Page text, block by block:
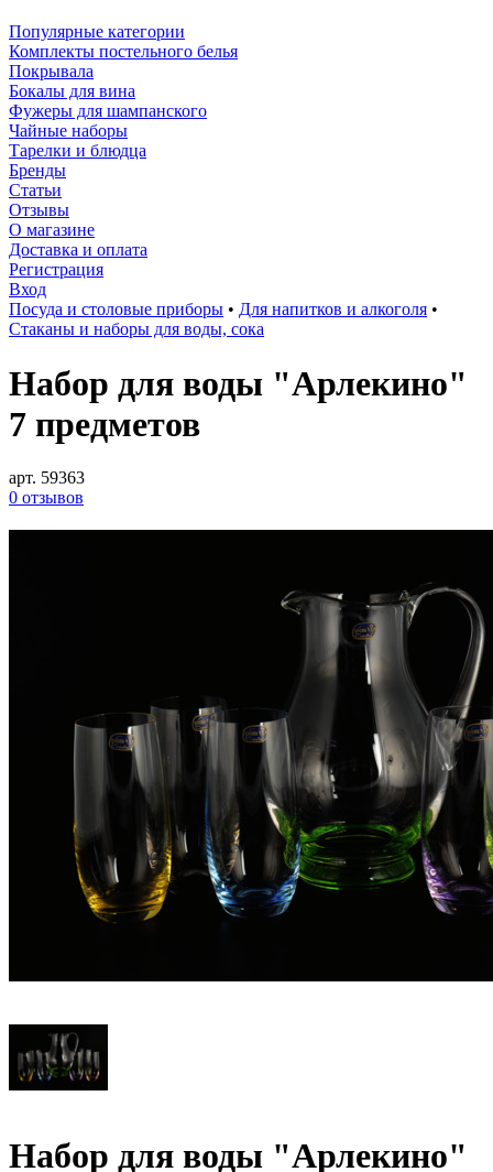
Популярные категории
Комплекты постельного белья
Покрывала
Бокалы для вина
Фужеры для шампанского
Чайные наборы
Тарелки и блюдца
Бренды
Статьи
Отзывы
О магазине
Доставка и оплата
Регистрация
Вход
Посуда и столовые приборы • Для напитков и алкоголя •
Стаканы и наборы для воды, сока
Набор для воды "Арлекино"
7 предметов
арт. 59363
0 отзывов
Набор для воды "Арлекино"